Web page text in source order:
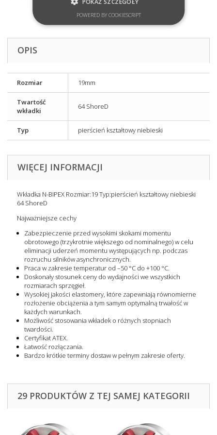
OPIS
Rozmiar 19mm
Twartość
wkładki
64 ShoreD
Typ pierścień kształtowy niebieski
WIĘCEJ INFORMACJI
Wkładka N-BIPEX Rozmiar:19 Typ:pierścień kształtowy niebieski
64 ShoreD
Najważniejsze cechy
Zabezpieczenie przed wysokimi skokami momentu
obrotowego (trzykrotnie większego od nominalnego) w celu
eliminacji uderzeń momentu występujących np. podczas
rozruchu silników asynchronicznych.
Praca w zakresie temperatur od –50 °C do +100 °C.
Doskonały stosunek ceny do wydajności we wszystkich
rozmiarach sprzęgieł.
Wysokiej jakości elastomery, które zapewniają równomierne
rozłożenie obciążenia a tym samym optymalną trwałość w
każdych warunkach.
Możliwość stosowania wkładek o różnych stopniach
twardości.
Certyfikat ATEX.
Łatwość rozłączania.
Bardzo krótkie terminy dostaw w pełnym zakresie oferty.
29 PRODUKTÓW Z TEJ SAMEJ KATEGORII
POWERED BY COOKIESCRIPT